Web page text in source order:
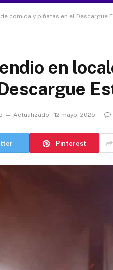
comida y piñatas en el Descargue
en
Actualizado: 12 mayo, 2025
Pinterest